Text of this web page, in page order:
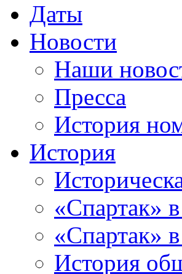
Даты
Новости
Наши
Пресса
История
История
«Спартак»
«Спартак»
История